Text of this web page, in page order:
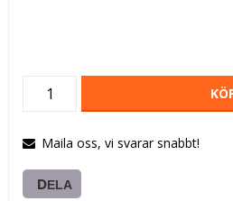
Maila oss, vi svarar snabbt!
DELA